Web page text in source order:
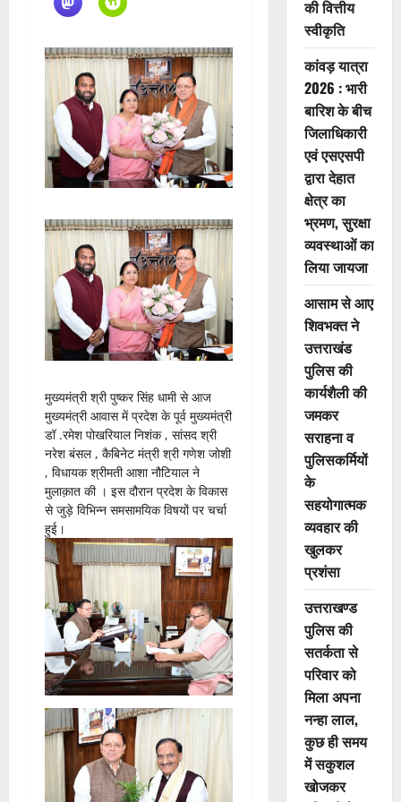
मुख्यमंत्री श्री पुष्कर सिंह धामी से आज
मुख्यमंत्री आवास में प्रदेश के पूर्व मुख्यमंत्री
डॉ .रमेश पोखरियाल निशंक , सांसद श्री
नरेश बंसल , कैबिनेट मंत्री श्री गणेश जोशी
, विधायक श्रीमती आशा नौटियाल ने
मुलाक़ात की । इस दौरान प्रदेश के विकास
से जुड़े विभिन्न समसामयिक विषयों पर चर्चा
हुई।
की वित्तीय
स्वीकृति
कांवड़ यात्रा
2026 : भारी
बारिश के बीच
जिलाधिकारी
एवं एसएसपी
द्वारा देहात
क्षेत्र का
भ्रमण, सुरक्षा
व्यवस्थाओं का
लिया जायजा
आसाम से आए
शिवभक्त ने
उत्तराखंड
पुलिस की
कार्यशैली की
जमकर
सराहना व
पुलिसकर्मियों
के
सहयोगात्मक
व्यवहार की
खुलकर
प्रशंसा
उत्तराखण्ड
पुलिस की
सतर्कता से
परिवार को
मिला अपना
नन्हा लाल,
कुछ ही समय
में सकुशल
खोजकर